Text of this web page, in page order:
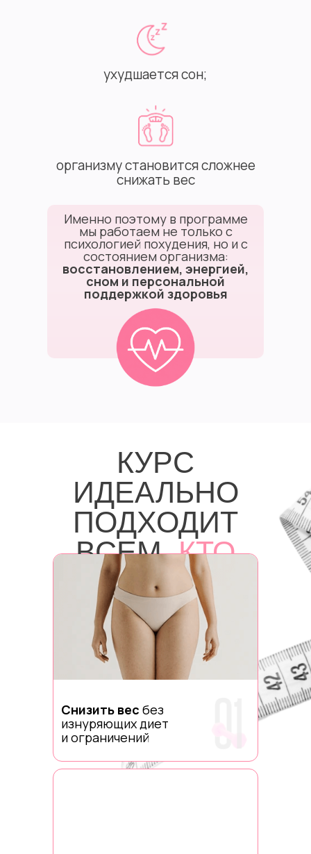
ухудшается сон;
организму становится сложнее
снижать вес
Именно поэтому в программе
мы работаем не только с
психологией похудения, но и с
состоянием организма:
восстановлением, энергией,
сном и персональной
поддержкой здоровья
Снизить вес без
изнуряющих диет
и ограничений
КУРС
ИДЕАЛЬНО
ПОДХОДИТ
ВСЕМ,КТО
УСТАЛ
БОРОТЬСЯ И
ЖЕЛАЕТ: